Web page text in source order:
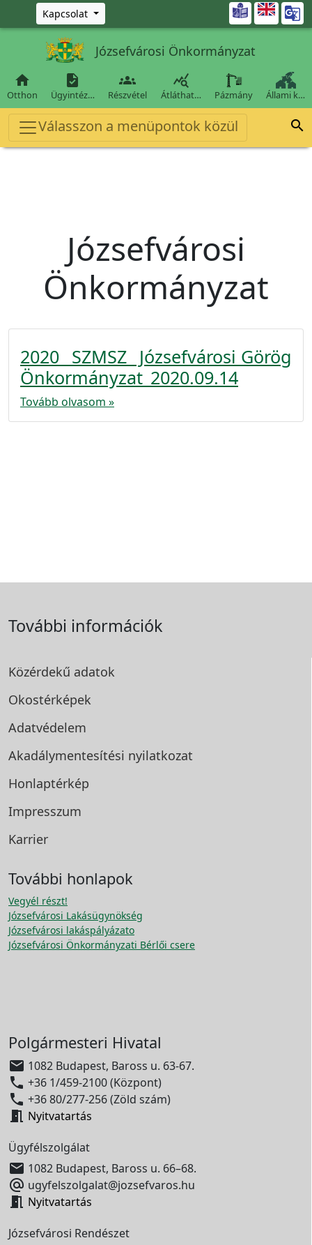
Ugrás a fő tartalomra
Kapcsolat 
Józsefvárosi Önkormányzat

Otthon

Ügyintéz…

Részvétel

Átláthat… Pázmány Állami k…
Válasszon a menüpontok közül 
Józsefvárosi
Önkormányzat
2020_ SZMSZ_ Józsefvárosi Görög
Önkormányzat_2020.09.14
Tovább olvasom »
További információk
Közérdekű adatok
Okostérképek
Adatvédelem
Akadálymentesítési nyilatkozat
Honlaptérkép
Impresszum
Karrier
További honlapok
Vegyél részt!
Józsefvárosi Lakásügynökség
Józsefvárosi lakáspályázato
Józsefvárosi Önkormányzati Bérlői csere
Polgármesteri Hivatal
 1082 Budapest, Baross u. 63-67.
 +36 1/459-2100 (Központ)
 +36 80/277-256 (Zöld szám)
 Nyitvatartás
Ügyfélszolgálat
 1082 Budapest, Baross u. 66–68.
 ugyfelszolgalat@jozsefvaros.hu
 Nyitvatartás
Józsefvárosi Rendészet